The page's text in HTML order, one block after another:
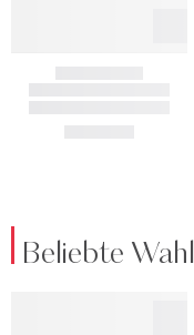
Beliebte Wahl